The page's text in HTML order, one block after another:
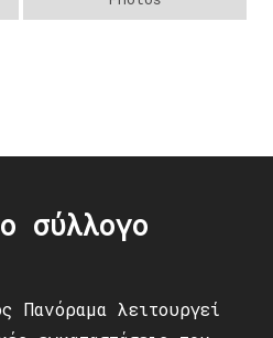
σύλλογο
Πανόραμα λειτουργεί